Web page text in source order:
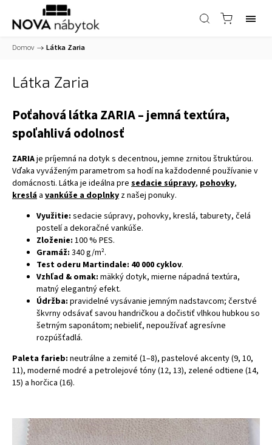
Domov / Látka Zaria
Látka Zaria
Poťahová látka ZARIA – jemná textúra,
spoľahlivá odolnosť
ZARIAje príjemná na dotyk s decentnou, jemne zrnitou štruktúrou.
Vďaka vyváženým parametrom sa hodí na každodenné používanie v
domácnosti. Látka je ideálna pre sedacie súpravy, pohovky,
kreslá a vankúše a doplnky z našej ponuky.
Využitie: sedacie súpravy, pohovky, kreslá, taburety, čelá
postelí a dekoračné vankúše.
Zloženie: 100 % PES.
Gramáž: 340 g/m².
Test oderu Martindale: 40 000 cyklov.
Vzhľad & omak: mäkký dotyk, mierne nápadná textúra,
matný elegantný efekt.
Údržba: pravidelné vysávanie jemným nadstavcom; čerstvé
škvrny odsávať savou handričkou a dočistiť vlhkou hubkou so
šetrným saponátom; nebieliť, nepoužívať agresívne
rozpúšťadlá.
Paleta farieb: neutrálne a zemité (1–8), pastelové akcenty (9, 10,
11), moderné modré a petrolejové tóny (12, 13), zelené odtiene (14,
15) a horčica (16).